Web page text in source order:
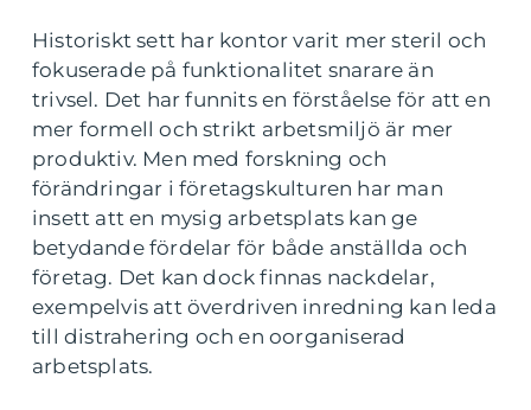
Historiskt sett har kontor varit mer steril och
fokuserade på funktionalitet snarare än
trivsel. Det har funnits en förståelse för att en
mer formell och strikt arbetsmiljö är mer
produktiv. Men med forskning och
förändringar i företagskulturen har man
insett att en mysig arbetsplats kan ge
betydande fördelar för både anställda och
företag. Det kan dock finnas nackdelar,
exempelvis att överdriven inredning kan leda
till distrahering och en oorganiserad
arbetsplats.